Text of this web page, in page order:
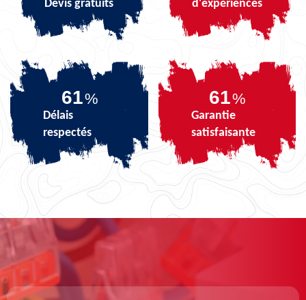
Devis gratuits d'expériences
74%
Délais
respectés
74%
Garantie
satisfaisante